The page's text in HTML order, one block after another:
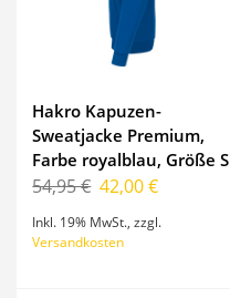
Hakro Kapuzen-
Sweatjacke Premium,
Farbe royalblau, Größe S
54,95 € 42,00 €
Inkl. 19% MwSt. ,zzgl.
Versandkosten